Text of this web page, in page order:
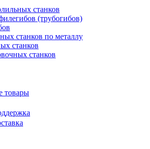
станков
(трубогибов)
станков по металлу
станков
станков
товары